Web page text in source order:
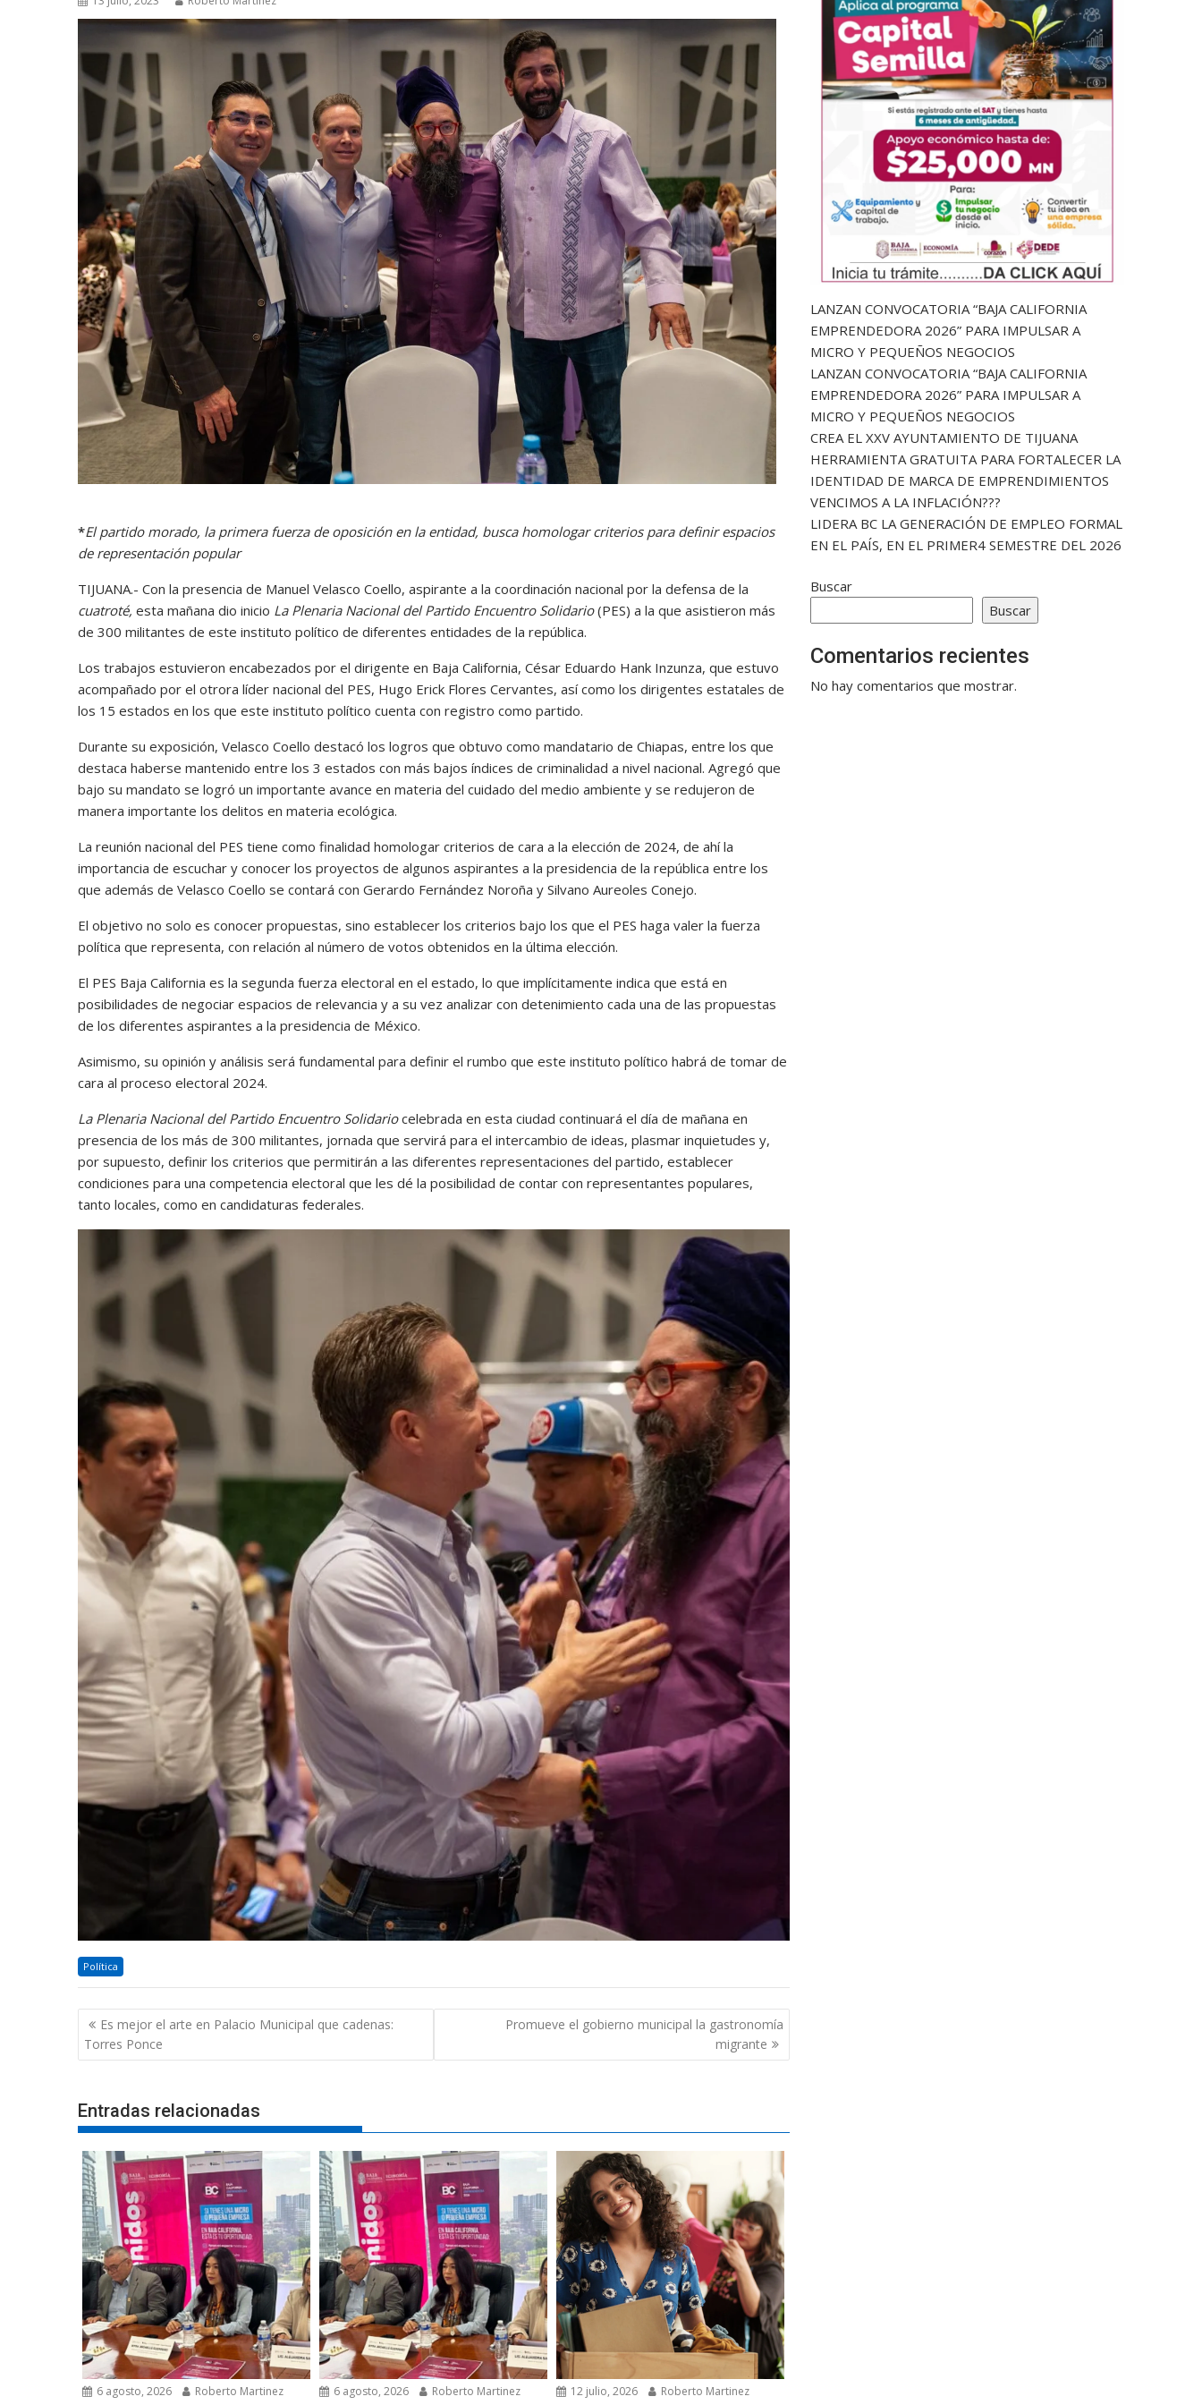
*El partido morado, la primera fuerza de oposición en la entidad, busca homologar criterios para definir espacios
de representación popular
TIJUANA.- Con la presencia de Manuel Velasco Coello, aspirante a la coordinación nacional por la defensa de la
cuatroté, esta mañana dio inicio La Plenaria Nacional del Partido Encuentro Solidario(PES) a la que asistieron más
de 300 militantes de este instituto político de diferentes entidades de la república.
Los trabajos estuvieron encabezados por el dirigente en Baja California, César Eduardo Hank Inzunza, que estuvo
acompañado por el otrora líder nacional del PES, Hugo Erick Flores Cervantes, así como los dirigentes estatales de
los 15 estados en los que este instituto político cuenta con registro como partido.
Durante su exposición, Velasco Coello destacó los logros que obtuvo como mandatario de Chiapas, entre los que
destaca haberse mantenido entre los 3 estados con más bajos índices de criminalidad a nivel nacional. Agregó que
bajo su mandato se logró un importante avance en materia del cuidado del medio ambiente y se redujeron de
manera importante los delitos en materia ecológica.
La reunión nacional del PES tiene como finalidad homologar criterios de cara a la elección de 2024, de ahí la
importancia de escuchar y conocer los proyectos de algunos aspirantes a la presidencia de la república entre los
que además de Velasco Coello se contará con Gerardo Fernández Noroña y Silvano Aureoles Conejo.
El objetivo no solo es conocer propuestas, sino establecer los criterios bajo los que el PES haga valer la fuerza
política que representa, con relación al número de votos obtenidos en la última elección.
El PES Baja California es la segunda fuerza electoral en el estado, lo que implícitamente indica que está en
posibilidades de negociar espacios de relevancia y a su vez analizar con detenimiento cada una de las propuestas
de los diferentes aspirantes a la presidencia de México.
Asimismo, su opinión y análisis será fundamental para definir el rumbo que este instituto político habrá de tomar de
cara al proceso electoral 2024.
La Plenaria Nacional del Partido Encuentro Solidariocelebrada en esta ciudad continuará el día de mañana en
presencia de los más de 300 militantes, jornada que servirá para el intercambio de ideas, plasmar inquietudes y,
por supuesto, definir los criterios que permitirán a las diferentes representaciones del partido, establecer
condiciones para una competencia electoral que les dé la posibilidad de contar con representantes populares,
tanto locales, como en candidaturas federales.
Política
Navegación
de
entradas
Es mejor el arte en Palacio Municipal que cadenas:
Torres Ponce
Promueve el gobierno municipal la gastronomía
migrante
Entradas relacionadas
6 agosto, 2026 Roberto Martinez 6 agosto, 2026 Roberto Martinez 12 julio, 2026 Roberto Martinez
LANZAN CONVOCATORIA “BAJA CALIFORNIA
EMPRENDEDORA 2026” PARA IMPULSAR A
MICRO Y PEQUEÑOS NEGOCIOS
LANZAN CONVOCATORIA “BAJA CALIFORNIA
EMPRENDEDORA 2026” PARA IMPULSAR A
MICRO Y PEQUEÑOS NEGOCIOS
CREA EL XXV AYUNTAMIENTO DE TIJUANA
HERRAMIENTA GRATUITA PARA FORTALECER LA
IDENTIDAD DE MARCA DE EMPRENDIMIENTOS
VENCIMOS A LA INFLACIÓN???
LIDERA BC LA GENERACIÓN DE EMPLEO FORMAL
EN EL PAÍS, EN EL PRIMER4 SEMESTRE DEL 2026
Buscar
Buscar
Comentarios recientes
No hay comentarios que mostrar.